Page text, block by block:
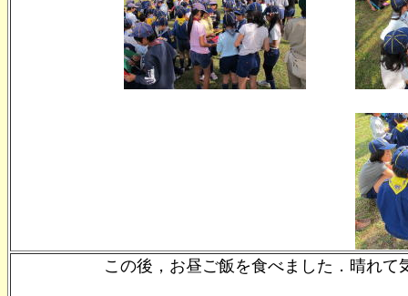
この後，お昼ご飯を食べました．晴れ